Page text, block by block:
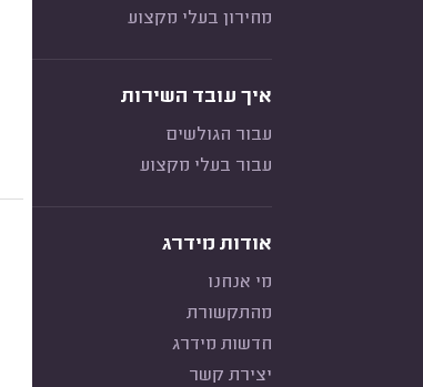
מחירון בעלי מקצוע
איך עובד השירות
עבור הגולשים
עבור בעלי מקצוע
אודות מידרג
מי אנחנו
מהתקשורת
חדשות מידרג
יצירת קשר